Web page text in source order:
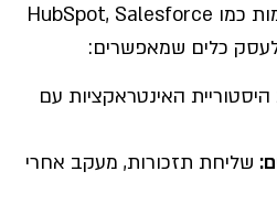
ומדויקת. מערכות מתקדמות כמו HubSpot, Salesforce
האינטראקציות עם
: שליחת תזכורות, מעקב אחרי